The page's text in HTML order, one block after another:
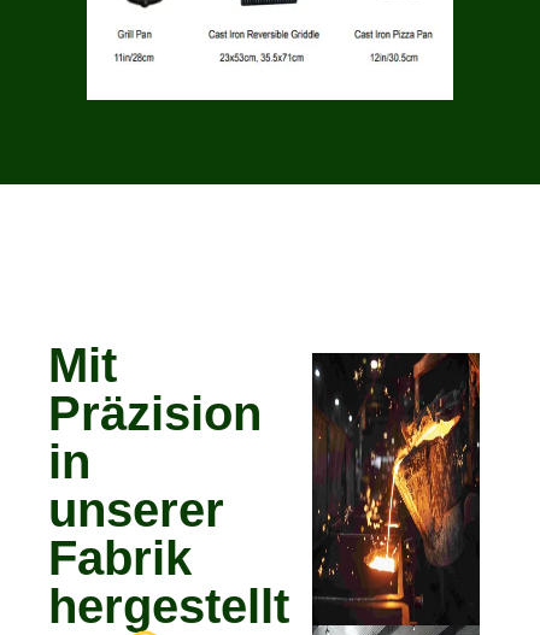
Mit
Präzision
in
unserer
Fabrik
hergestellt